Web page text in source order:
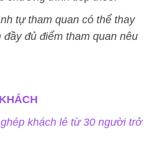
tự tham quan có thể thay
đủ điểm tham quan nêu
khách lẻ từ 30 người trở